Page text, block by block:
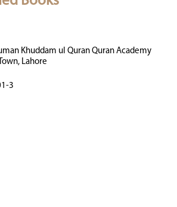
Khuddam ul Quran Quran Academy
Lahore
3